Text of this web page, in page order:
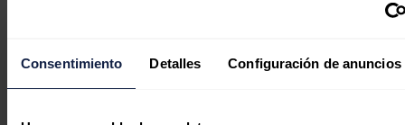
Consentimiento Detalles Configuración de anuncios
Cuba dispara su dependencia de la